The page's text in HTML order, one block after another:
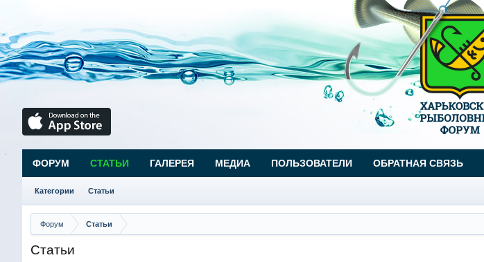
Форум Статьи
Статьи
ФОРУМ СТАТЬИ
Категории Статьи
ГАЛЕРЕЯ МЕДИА ПОЛЬЗОВАТЕЛИ ОБРАТНАЯ СВЯЗЬ